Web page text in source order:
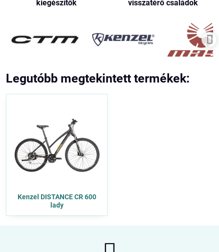
kiegészítők
visszatérő családok
Legutóbb megtekintett termékek:
Kenzel DISTANCE CR 600
lady